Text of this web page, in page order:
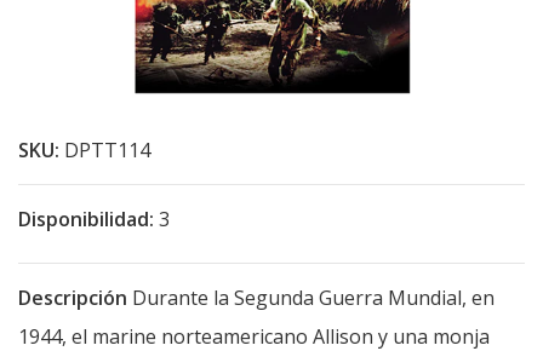
SKU: DPTT114
Disponibilidad: 3
Descripción Durante la Segunda Guerra Mundial, en
1944, el marine norteamericano Allison y una monja